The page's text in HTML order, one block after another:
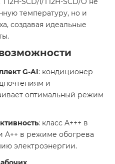
температуру, но и
создавая идеальные
G-AI: кондиционер
и
оптимальный режим
: класс A+++ в
в режиме обогрева
электроэнергии.​